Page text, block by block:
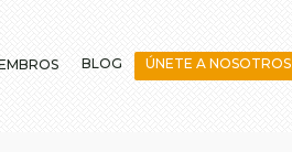
BLOG ÚNETE A NOSOTROS